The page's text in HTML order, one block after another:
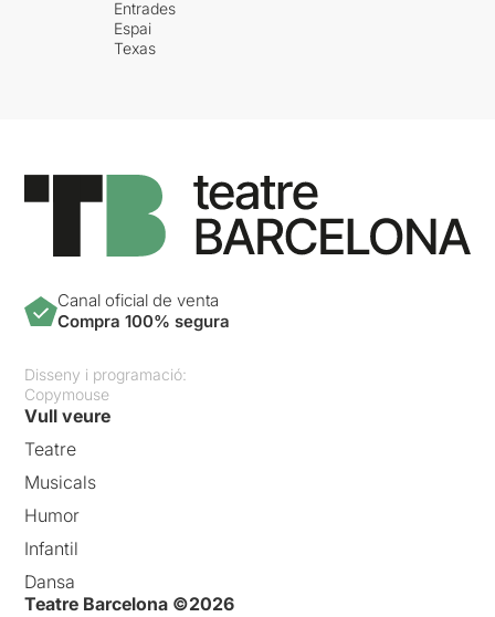
Entrades
Espai
Texas
Canal oficial de venta
Compra 100% segura
Disseny i programació:
Copymouse
Vull veure
Teatre
Musicals
Humor
Infantil
Dansa
Teatre Barcelona ©2026